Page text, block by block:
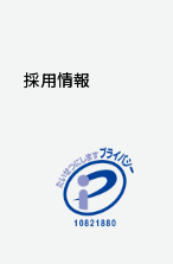
採用情報